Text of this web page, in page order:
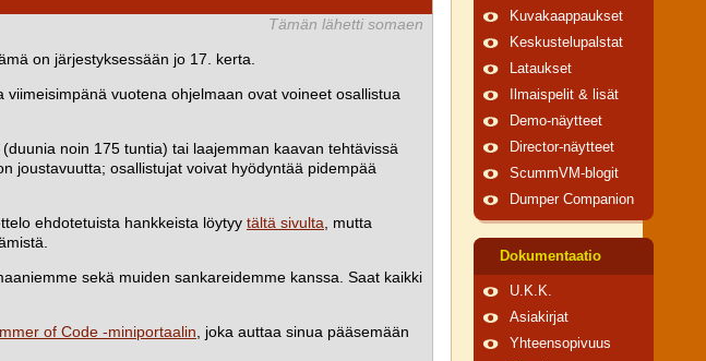
Tämän lähetti somaen
on järjestyksessään jo 17. kerta.
vuotena ohjelmaan ovat voineet osallistua
noin 175 tuntia) tai laajemman kaavan tehtävissä
joustavuutta; osallistujat voivat hyödyntää pidempää
ehdotetuista hankkeista löytyy tältä sivulta , mutta
sekä muiden sankareidemme kanssa. Saat kaikki
of Code -miniportaalin , joka auttaa sinua pääsemään
Kuvakaappaukset
Keskustelupalstat
Lataukset
Ilmaispelit & lisät
Demo-näytteet
Director-näytteet
ScummVM-blogit
Dumper Companion
Dokumentaatio
U.K.K.
Asiakirjat
Yhteensopivuus